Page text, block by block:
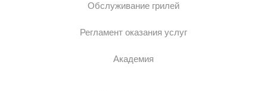
Обслуживание грилей
Регламент оказания услуг
Академия